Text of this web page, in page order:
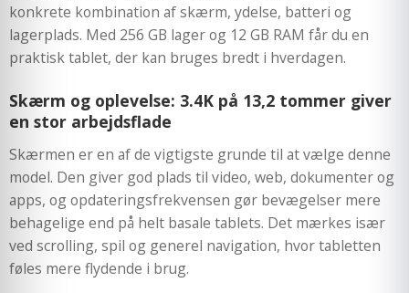
konkrete kombination af skærm, ydelse, batteri og
lagerplads. Med 256 GB lager og 12 GB RAM får du en
praktisk tablet, der kan bruges bredt i hverdagen.
Skærm og oplevelse: 3.4K på 13,2 tommer giver
en stor arbejdsflade
Skærmen er en af de vigtigste grunde til at vælge denne
model. Den giver god plads til video, web, dokumenter og
apps, og opdateringsfrekvensen gør bevægelser mere
behagelige end på helt basale tablets. Det mærkes især
ved scrolling, spil og generel navigation, hvor tabletten
føles mere flydende i brug.